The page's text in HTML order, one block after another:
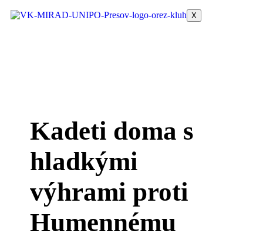
X
Kadeti doma s
hladkými
výhrami proti
Humennému